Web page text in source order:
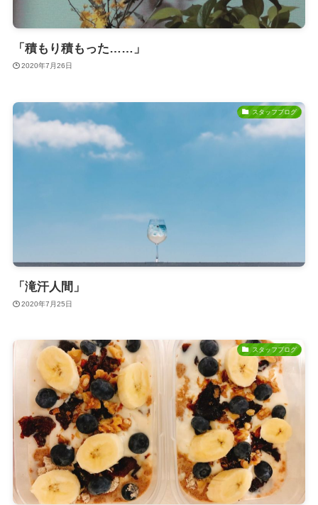
「積もり積もった……」
2020年7月26日
スタッフブログ
「滝汗人間」
2020年7月25日
スタッフブログ